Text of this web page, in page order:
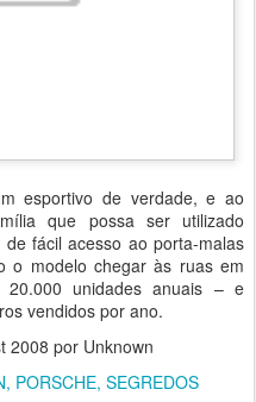
esportivo de verdade, e ao
que possa ser utilizado
fácil acesso ao porta-malas
o modelo chegar às ruas em
unidades anuais – e
vendidos por ano.
2008 por Unknown
PORSCHE SEGREDOS